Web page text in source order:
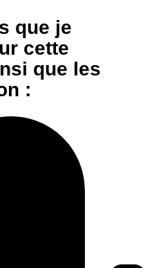
que je
cette
que les
: